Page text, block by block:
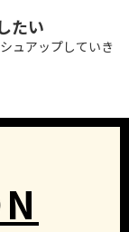
たい
ュアップしていき